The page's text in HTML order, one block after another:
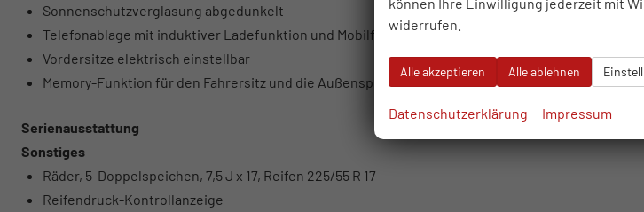
Sonnenschutzverglasung abgedunkelt
Telefonablage mit induktiver Ladefunktion und MobilfunkKoppelantenne
Vordersitze elektrisch einstellbar
Memory-Funktion für den Fahrersitz und die Außenspiegel
Serienausstattung
Sonstiges
Räder, 5-Doppelspeichen, 7,5 J x 17, Reifen 225/55 R 17
Reifendruck-Kontrollanzeige
widerrufen.
Alle akzeptieren Alle ablehnen
Datenschutzerklärung Impressum